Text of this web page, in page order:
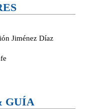
Jiménez Díaz
GUÍA